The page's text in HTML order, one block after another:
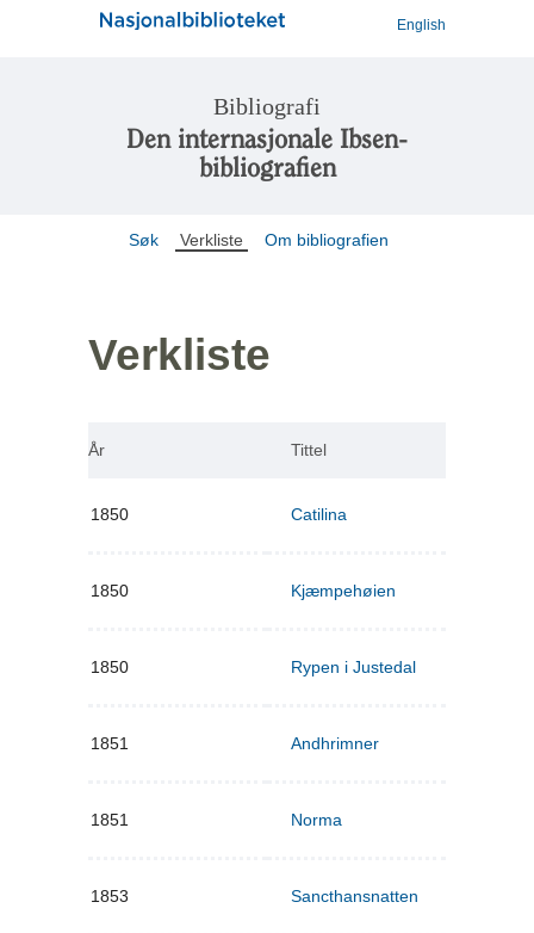
English
Bibliografi
Den internasjonale Ibsen-
bibliografien
Søk Verkliste Om bibliografien
Verkliste
År Tittel
1850 Catilina
1850 Kjæmpehøien
1850 Rypen i Justedal
1851 Andhrimner
1851 Norma
1853 Sancthansnatten